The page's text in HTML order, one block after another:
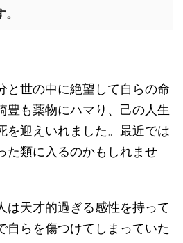
と世の中に絶望して自らの命
豊も薬物にハマり、己の人生
を迎えいれました。最近では
た類に入るのかもしれませ
は天才的過ぎる感性を持って
自らを傷つけてしまっていた